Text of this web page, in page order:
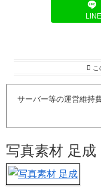
LINE
サーバー等の運営維持
写真素材 足成